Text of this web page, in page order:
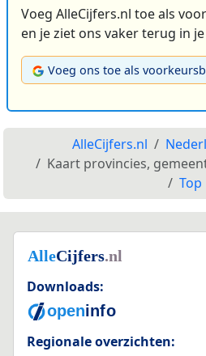
Voeg AlleCijfers.nl toe als
en je ziet ons vaker terug in
Voeg ons toe als
AlleCijfers.nl
Kaart provincies,
Top
Downloads:
Regionale overzichten: